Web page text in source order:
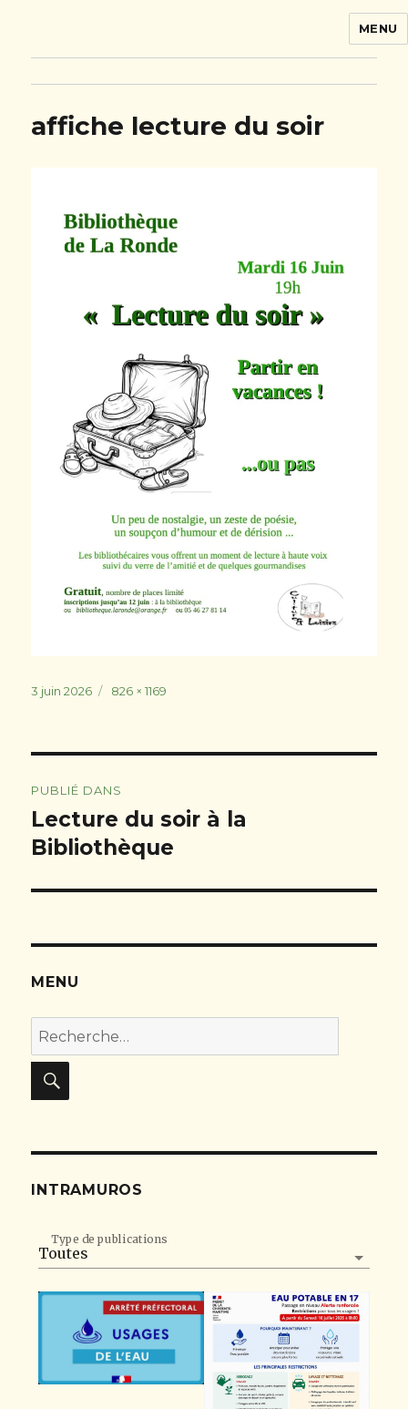
MENU
affiche lecture du soir
Publié
3 juin 2026
Taille
826 × 1169
de
l’article
PUBLIÉ DANS
Lecture du soir à la
Bibliothèque
MENU
Recherche
pour :
RECHERCHE
INTRAMUROS
Type de publications
Page 1. 10 actualités sur 11 affichées sur cette page.